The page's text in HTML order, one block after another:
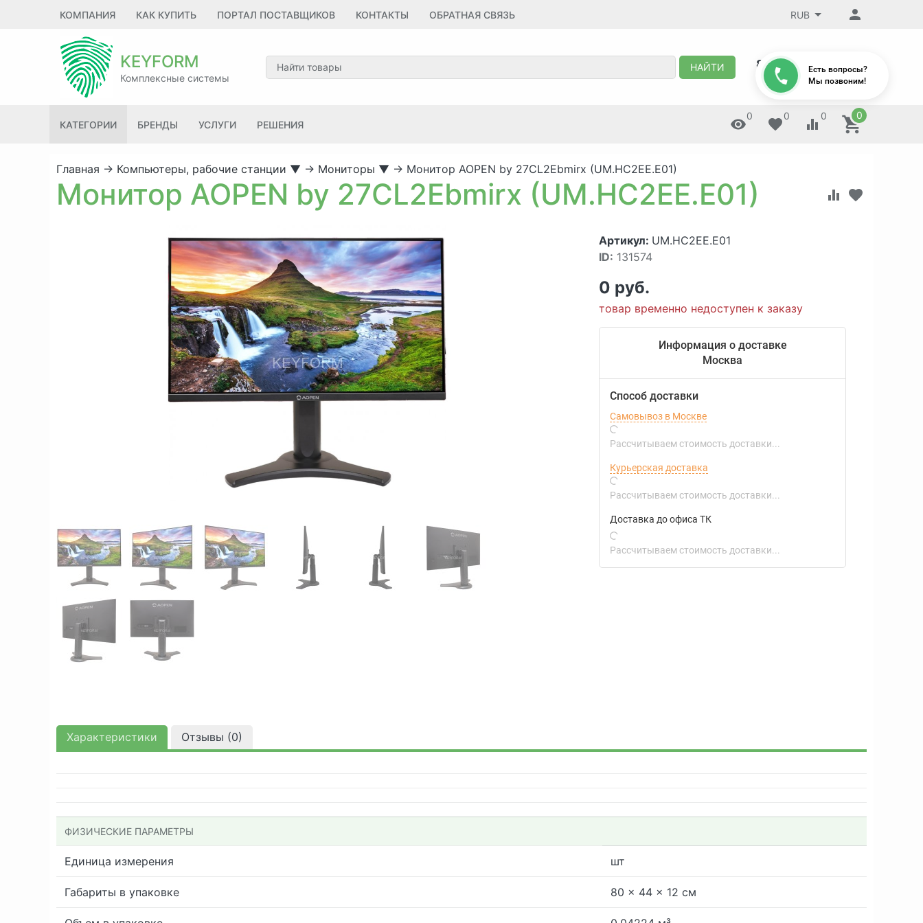
КОМПАНИЯ КАК КУПИТЬ ПОРТАЛ ПОСТАВЩИКОВ КОНТАКТЫ ОБРАТНАЯ СВЯЗЬ RUB
KEYFORM
Комплексные системы
НАЙТИ 8 (495) 647-88-32
КАТЕГОРИИ БРЕНДЫ УСЛУГИ РЕШЕНИЯ
0 0 0 0
Главная → Компьютеры, рабочие станции ▼ → Мониторы ▼ → Монитор AOPEN by 27CL2Ebmirx (UM.HC2EE.E01)
Монитор AOPEN by 27CL2Ebmirx (UM.HC2EE.E01)
Артикул: UM.HC2EE.E01
ID: 131574
0 руб.
товар временно недоступен к заказу
Информация о доставке
Москва
Способ доставки
Самовывоз в Москве
Рассчитываем стоимость доставки...
Курьерская доставка
Рассчитываем стоимость доставки...
Доставка до офиса ТК
Рассчитываем стоимость доставки...
Характеристики Отзывы (0)
ФИЗИЧЕСКИЕ ПАРАМЕТРЫ
Единица измерения шт
Габариты в упаковке 80 × 44 × 12 см
Есть вопросы?
Мы позвоним!